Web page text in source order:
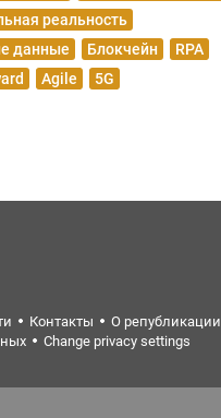
реальность
данные
Блокчейн
RPA
Agile 5G
Контакты
О републикации
Change privacy settings